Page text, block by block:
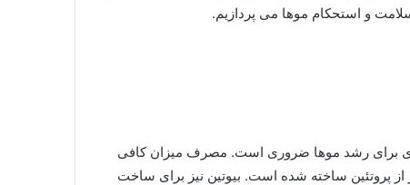
و استحکام موها می پردازیم.
برای رشد موها ضروری است. مصرف میزان کافی
از پروتئین ساخته شده است. بیوتین نیز برای ساخت